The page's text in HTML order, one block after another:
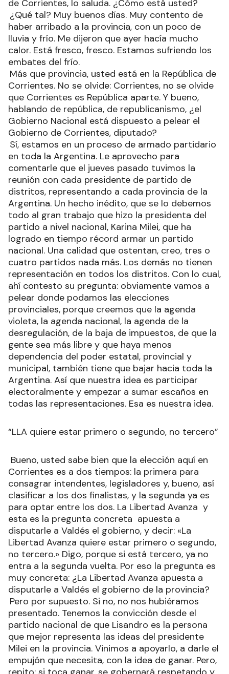
de Corrientes, lo saluda. ¿Cómo está usted?
¿Qué tal? Muy buenos días. Muy contento de
haber arribado a la provincia, con un poco de
lluvia y frío. Me dijeron que ayer hacía mucho
calor. Está fresco, fresco. Estamos sufriendo los
embates del frío.
Más que provincia, usted está en la República de
Corrientes. No se olvide: Corrientes, no se olvide
que Corrientes es República aparte. Y bueno,
hablando de república, de republicanismo, ¿el
Gobierno Nacional está dispuesto a pelear el
Gobierno de Corrientes, diputado?
Sí, estamos en un proceso de armado partidario
en toda la Argentina. Le aprovecho para
comentarle que el jueves pasado tuvimos la
reunión con cada presidente de partido de
distritos, representando a cada provincia de la
Argentina. Un hecho inédito, que se lo debemos
todo al gran trabajo que hizo la presidenta del
partido a nivel nacional, Karina Milei, que ha
logrado en tiempo récord armar un partido
nacional. Una calidad que ostentan, creo, tres o
cuatro partidos nada más. Los demás no tienen
representación en todos los distritos. Con lo cual,
ahí contesto su pregunta: obviamente vamos a
pelear donde podamos las elecciones
provinciales, porque creemos que la agenda
violeta, la agenda nacional, la agenda de la
desregulación, de la baja de impuestos, de que la
gente sea más libre y que haya menos
dependencia del poder estatal, provincial y
municipal, también tiene que bajar hacia toda la
Argentina. Así que nuestra idea es participar
electoralmente y empezar a sumar escaños en
todas las representaciones. Esa es nuestra idea.
“LLA quiere estar primero o segundo, no tercero”
Bueno, usted sabe bien que la elección aquí en
Corrientes es a dos tiempos: la primera para
consagrar intendentes, legisladores y, bueno, así
clasificar a los dos finalistas, y la segunda ya es
para optar entre los dos. La Libertad Avanza y
esta es la pregunta concreta apuesta a
disputarle a Valdés el gobierno, y decir: «La
Libertad Avanza quiere estar primero o segundo,
no tercero.» Digo, porque si está tercero, ya no
entra a la segunda vuelta. Por eso la pregunta es
muy concreta: ¿La Libertad Avanza apuesta a
disputarle a Valdés el gobierno de la provincia?
Pero por supuesto. Si no, no nos hubiéramos
presentado. Tenemos la convicción desde el
partido nacional de que Lisandro es la persona
que mejor representa las ideas del presidente
Milei en la provincia. Vinimos a apoyarlo, a darle el
empujón que necesita, con la idea de ganar. Pero,